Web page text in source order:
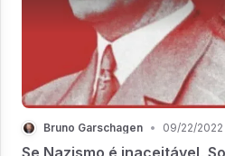
Bruno Garschagen • 09/22/2022
Se Nazismo é inaceitável,